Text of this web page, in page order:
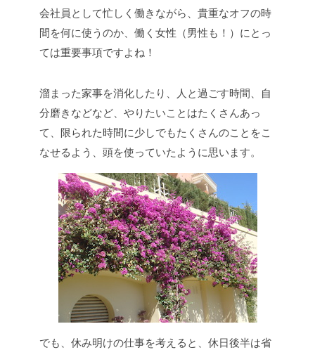
会社員として忙しく働きながら、貴重なオフの時
間を何に使うのか、働く女性（男性も！）にとっ
ては重要事項ですよね！
溜まった家事を消化したり、人と過ごす時間、自
分磨きなどなど、やりたいことはたくさんあっ
て、限られた時間に少しでもたくさんのことをこ
なせるよう、頭を使っていたように思います。
でも、休み明けの仕事を考えると、休日後半は省